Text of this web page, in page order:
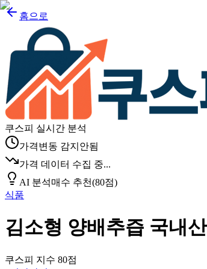
홈으로
쿠스피 실시간 분석
가격변동 감지안됨
가격 데이터 수집 중...
AI 분석매수 추천(80점)
식품
김소형 양배추즙 국내
쿠스피 지수 80점